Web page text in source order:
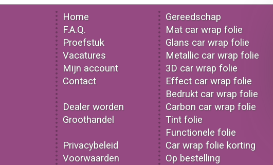
Home
F.A.Q.
Proefstuk
Vacatures
Mijn account
Contact
Dealer worden
Groothandel
Privacybeleid
Voorwaarden
Gereedschap
Mat car wrap folie
Glans car wrap folie
Metallic car wrap folie
3D car wrap folie
Effect car wrap folie
Bedrukt car wrap folie
Carbon car wrap folie
Tint folie
Functionele folie
Car wrap folie korting
Op bestelling